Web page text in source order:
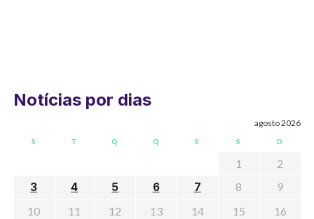
Notícias por dias
agosto 2026
S T Q Q S S D
1
2
3
4 5 6 7 8
9
10
11 12 13 14 15
16